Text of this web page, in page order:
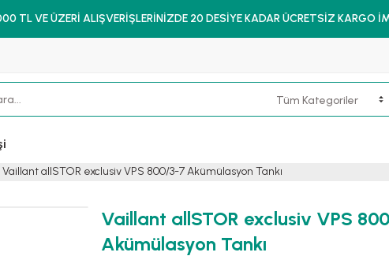
TL VE ÜZERİ ALIŞVERİŞLERİNİZDE 20 DESİYE KADAR ÜCRETSİZ KARGO
Vaillant allSTOR exclusiv VPS 800/3-7 Akümülasyon Tankı
Vaillant allSTOR exclusiv VPS
Akümülasyon Tankı